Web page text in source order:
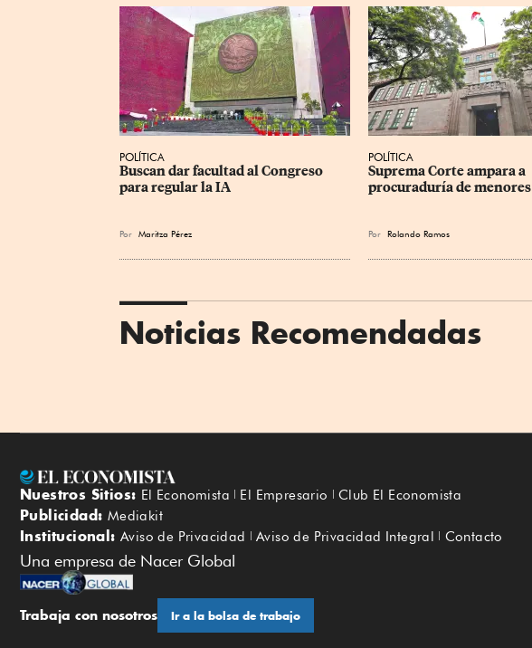
POLÍTICA
Buscan dar facultad al Congreso
para regular la IA
Por Maritza Pérez
POLÍTICA
Suprema Corte ampara a
procuraduría de menores
Por Rolando Ramos
Noticias Recomendadas
Nuestros Sitios: El Economista El Empresario Club El Economista
Publicidad: Mediakit
Institucional: Aviso de Privacidad Aviso de Privacidad Integral Contacto
Una empresa de Nacer Global
Trabaja con nosotros Ir a la bolsa de trabajo